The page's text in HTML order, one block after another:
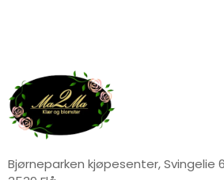
Bjørneparken kjøpesenter, Svingelie